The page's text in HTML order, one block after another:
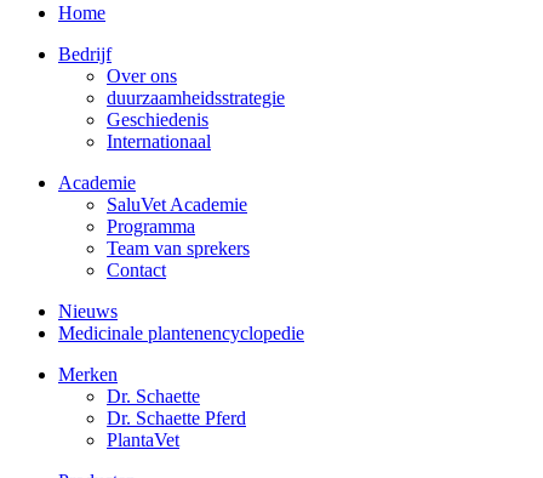
Home
Bedrijf
Over ons
duurzaamheidsstrategie
Geschiedenis
Internationaal
Academie
SaluVet Academie
Programma
Team van sprekers
Contact
Nieuws
Medicinale plantenencyclopedie
Merken
Dr. Schaette
Dr. Schaette Pferd
PlantaVet